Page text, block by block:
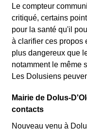
Le compteur
critiqué, certains
pour la santé qu'il
à clarifier ces propos
plus dangereux que
notamment le même
Les Dolusiens
Mairie de Dolus-
contacts
Nouveau venu à